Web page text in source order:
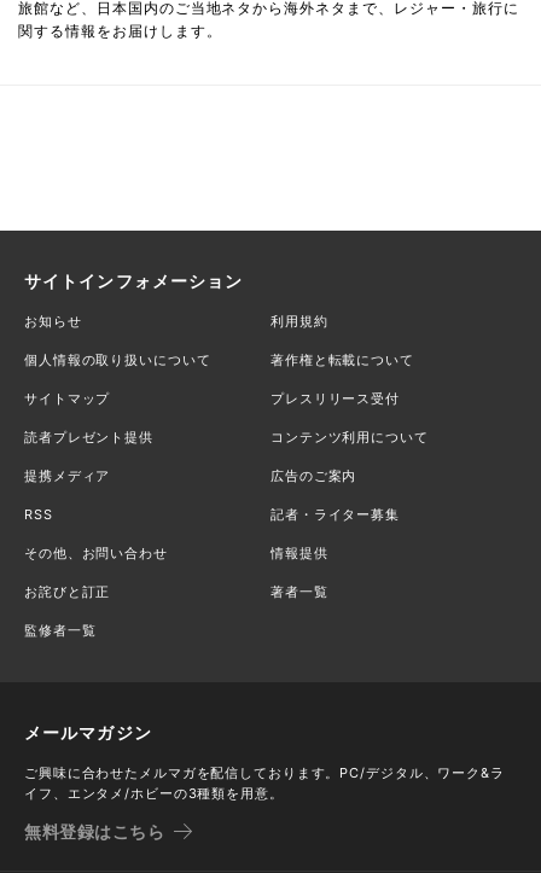
旅館など、日本国内のご当地ネタから海外ネタまで、レジャー・旅行に
関する情報をお届けします。
サイトインフォメーション
お知らせ 利用規約
個人情報の取り扱いについて 著作権と転載について
サイトマップ プレスリリース受付
読者プレゼント提供 コンテンツ利用について
提携メディア 広告のご案内
RSS 記者・ライター募集
その他、お問い合わせ 情報提供
お詫びと訂正 著者一覧
監修者一覧
メールマガジン
ご興味に合わせたメルマガを配信しております。PC/デジタル、ワーク&ラ
イフ、エンタメ/ホビーの3種類を用意。
無料登録はこちら